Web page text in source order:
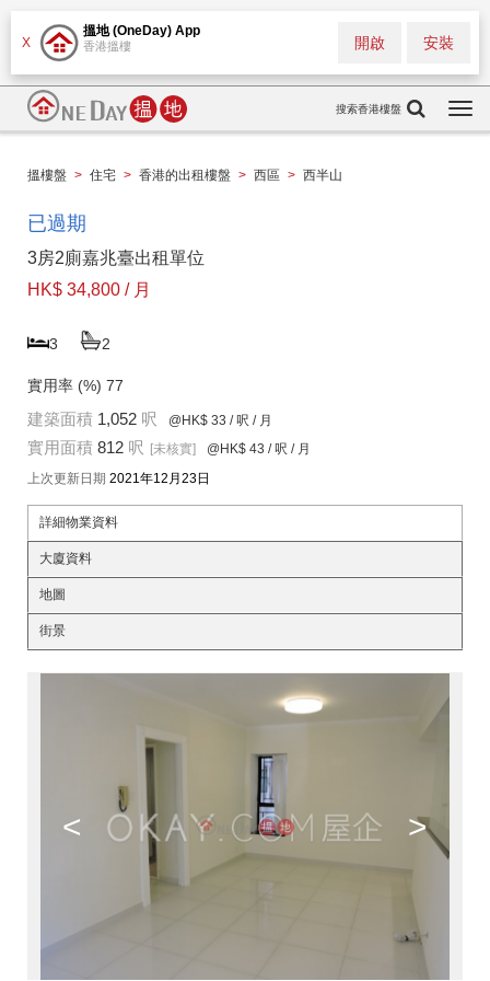
X
搵地 (OneDay) App
香港搵樓 安裝
開啟
搜索香港樓盤
搵樓盤 > 住宅 > 香港的出租樓盤 > 西區 > 西半山
已過期
3房2廁嘉兆臺出租單位
HK$ 34,800 / 月
3 2
實用率 (%) 77
建築面積 1,052 呎 @HK$ 33 / 呎 / 月
實用面積 812 呎 [未核實] @HK$ 43 / 呎 / 月
上次更新日期 2021年12月23日
詳細物業資料
大廈資料
地圖
街景
< >